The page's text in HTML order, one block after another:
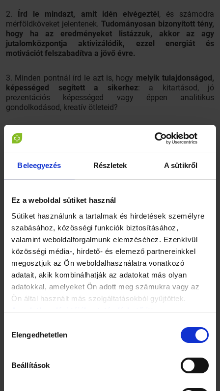
Beleegyezés Részletek A sütikről
Ez a weboldal sütiket használ
Sütiket használunk a tartalmak és hirdetések személyre
szabásához, közösségi funkciók biztosításához,
valamint weboldalforgalmunk elemzéséhez. Ezenkívül
közösségi média-, hirdető- és elemező partnereinkkel
megosztjuk az Ön weboldalhasználatra vonatkozó
adatait, akik kombinálhatják az adatokat más olyan
adatokkal, amelyeket Ön adott meg számukra vagy az
Ön által használt más szolgáltatásokból gyűjtöttek.
Az adatkezelési tájékoztató elérhető itt.
kiválasztása
Elengedhetetlen
Beállítások
2. Írd le mindazt, amit idén elvégeztél , és számodra
mérföldköveket jelentenek. Tudományosan bizonyított tény,
hogy ha az eredményeket listázzuk, akkor az agy
jutalomközpontja aktivizálódik, ezzel energiát és
motivációt felszabadítva a jövő évre.
3. Minden pontnál írd le azt is, hogy melyik tulajdonságod,
képességed segített a sikerhez: a kitartásod, jó
prezentációs képességed vagy éppen analitikus
gondolkodásod, kreatív ötleteid?
4. Következő lépésként gondold végig azt is, hogyki és mi
járult hozzá az előző listán szereplő
eredményekhez.Személyes üzenetedben megírhatod, miért
is vagy hálás a kollégádnak, barátaidnak, családtagjaidnak.
Próbálj meg részleteket és személyes elemet is belevonni,
például miért jelentett számodra éppen abban a helyzetben
5. A sikerlista elkészítése során biztosan lesznek majd olyan